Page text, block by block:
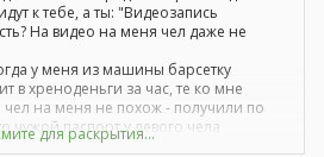
к тебе, а ты: "Видеозапись
На видео на меня чел даже не
у меня из машины барсетку
в хреноденьги за час, те ко мне
на меня не похож - получили по
чужой паспорт у левого чела
и от начальства своего, что
для раскрытия...